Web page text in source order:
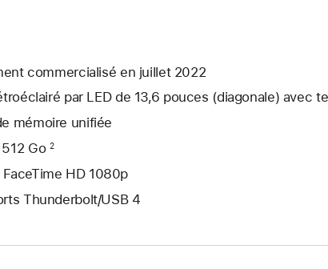
commercialisé en juillet 2022
par LED de 13,6 pouces (diagonale) avec
mémoire unifiée
Go 2
FaceTime HD 1080p
Thunderbolt/USB 4